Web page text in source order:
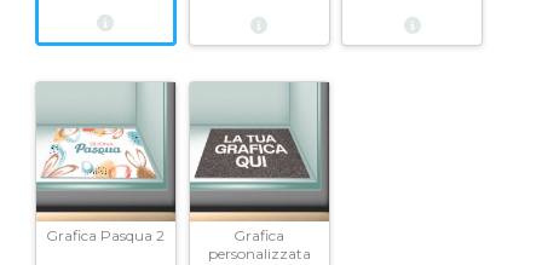
Grafica Pasqua 2
Grafica
personalizzata